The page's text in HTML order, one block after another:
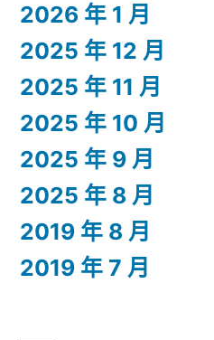
2026 年 1 月
2025 年 12 月
2025 年 11 月
2025 年 10 月
2025 年 9 月
2025 年 8 月
2019 年 8 月
2019 年 7 月